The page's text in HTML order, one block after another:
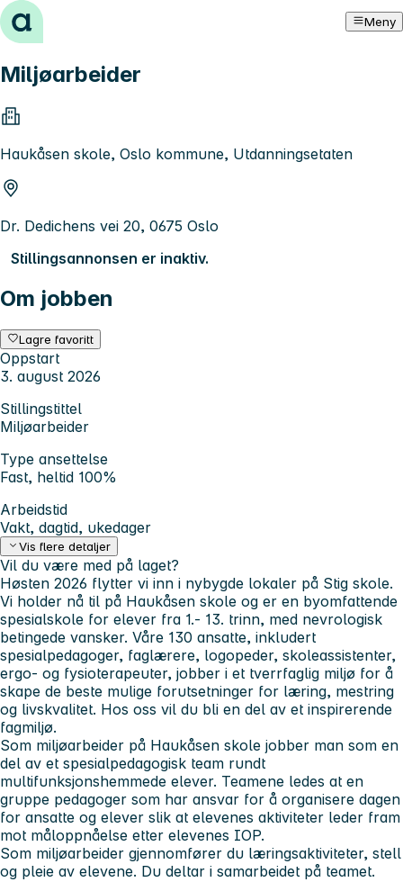
Hopp til innhold Meny
Miljøarbeider
Haukåsen skole, Oslo kommune, Utdanningsetaten
Dr. Dedichens vei 20, 0675 Oslo
Stillingsannonsen er inaktiv.
Om jobben
Lagre favoritt
Oppstart
3. august 2026
Stillingstittel
Miljøarbeider
Type ansettelse
Fast, heltid 100%
Arbeidstid
Vakt, dagtid, ukedager
Vis flere detaljer
Vil du være med på laget?
Høsten 2026 flytter vi inn i nybygde lokaler på Stig skole.
Vi holder nå til på Haukåsen skole og er en byomfattende
spesialskole for elever fra 1.- 13. trinn, med nevrologisk
betingede vansker. Våre 130 ansatte, inkludert
spesialpedagoger, faglærere, logopeder, skoleassistenter,
ergo- og fysioterapeuter, jobber i et tverrfaglig miljø for å
skape de beste mulige forutsetninger for læring, mestring
og livskvalitet. Hos oss vil du bli en del av et inspirerende
fagmiljø.
Som miljøarbeider på Haukåsen skole jobber man som en
del av et spesialpedagogisk team rundt
multifunksjonshemmede elever. Teamene ledes at en
gruppe pedagoger som har ansvar for å organisere dagen
for ansatte og elever slik at elevenes aktiviteter leder fram
mot måloppnåelse etter elevenes IOP.
Som miljøarbeider gjennomfører du læringsaktiviteter, stell
og pleie av elevene. Du deltar i samarbeidet på teamet.